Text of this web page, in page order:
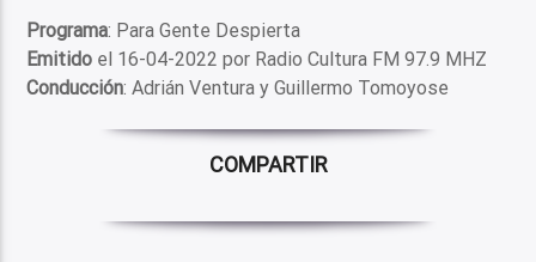
Programa: Para Gente Despierta
Emitido el 16-04-2022 por Radio Cultura FM 97.9 MHZ
Conducción: Adrián Ventura y Guillermo Tomoyose
COMPARTIR